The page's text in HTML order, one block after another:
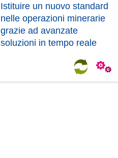
Istituire un nuovo standard
nelle operazioni minerarie
grazie ad avanzate
soluzioni in tempo reale